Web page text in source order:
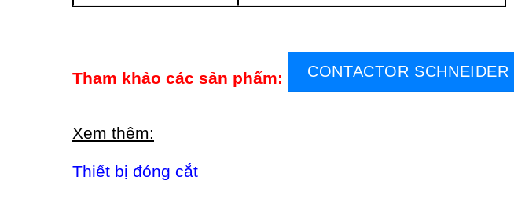
Tham khảo các sản phẩm: CONTACTOR SCHNEIDER
Xem thêm:
Thiết bị đóng cắt